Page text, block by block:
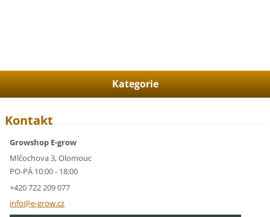
Kategorie
Kontakt
Growshop E-grow
Mlčochova 3, Olomouc
PO-PÁ 10:00 - 18:00
+420 722 209 077
info@e-grow.cz